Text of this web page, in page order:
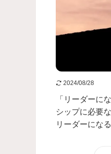
2024/08/28
「リーダーに
シップに必要
リーダーにな